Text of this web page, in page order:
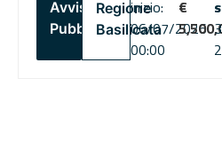
Avviso
Pubblico
Regione
Basilicata
inizio:
06/07/2026
00:00
€